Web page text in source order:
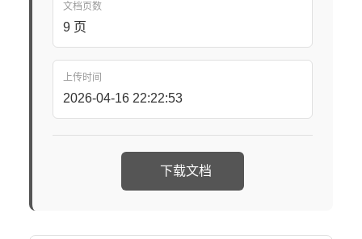
文档页数
9 页
上传时间
2026-04-16 22:22:53
下载文档